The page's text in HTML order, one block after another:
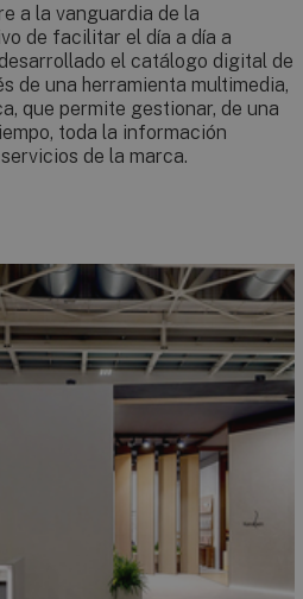
a la vanguardia de la
de facilitar el día a día a
el catálogo digital de
de una herramienta multimedia,
que permite gestionar, de una
toda la información
de la marca.